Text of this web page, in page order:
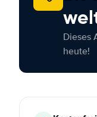
Dieses
heute!